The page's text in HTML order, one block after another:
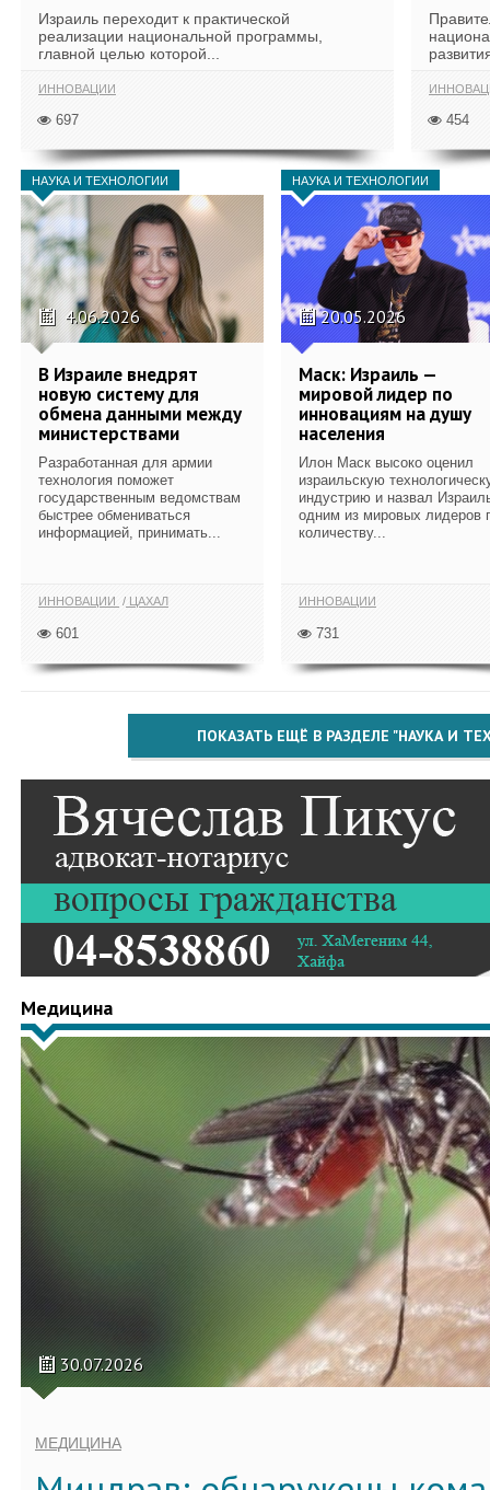
Израиль переходит к практической
реализации национальной программы,
главной целью которой...
ИННОВАЦИИ
697 454
НАУКА И ТЕХНОЛОГИИ
4.06.2026
В Израиле внедрят
новую систему для
обмена данными между
министерствами
Разработанная для армии
технология поможет
государственным ведомствам
быстрее обмениваться
информацией, принимать...
ИННОВАЦИИ ЦАХАЛ
601
НАУКА И ТЕХНОЛОГИИ
20.05.2026
Маск: Израиль —
мировой лидер по
инновациям на душу
населения
Илон Маск высоко оценил
израильскую
индустрию и назвал
одним из мировых лидеров
количеству...
ИННОВАЦИИ
731
ПОКАЗАТЬ ЕЩЁ В РАЗДЕЛЕ "НАУКА И
Медицина
30.07.2026
МЕДИЦИНА